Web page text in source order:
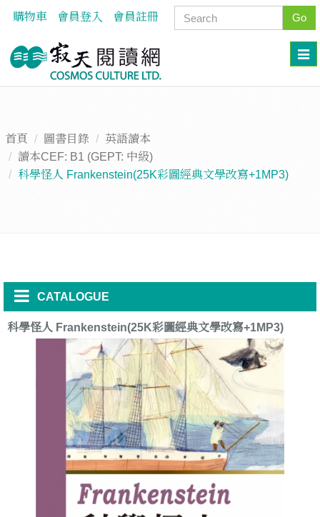
Go
購物車 會員登入 會員註冊
首頁 圖書目錄
英語讀本
讀本CEF: B1 (GEPT: 中級)
科學怪人 Frankenstein(25K彩圖經典文學改寫+1MP3)
CATALOGUE
科學怪人 Frankenstein(25K彩圖經典文學改寫+1MP3)